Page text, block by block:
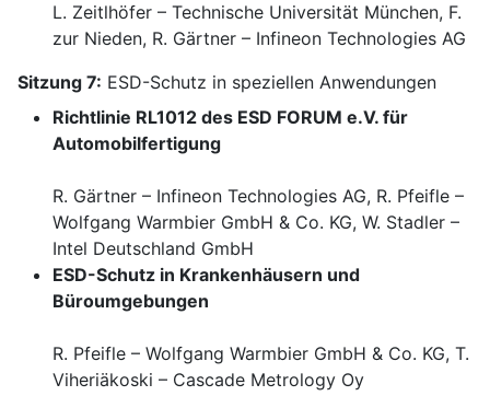
L. Zeitlhöfer – Technische Universität München, F.
zur Nieden, R. Gärtner – Infineon Technologies AG
Sitzung 7: ESD-Schutz in speziellen Anwendungen
Richtlinie RL1012 des ESD FORUM e.V. für
Automobilfertigung
R. Gärtner – Infineon Technologies AG, R. Pfeifle –
Wolfgang Warmbier GmbH & Co. KG, W. Stadler –
Intel Deutschland GmbH
ESD-Schutz in Krankenhäusern und
Büroumgebungen
R. Pfeifle – Wolfgang Warmbier GmbH & Co. KG, T.
Viheriäkoski – Cascade Metrology Oy